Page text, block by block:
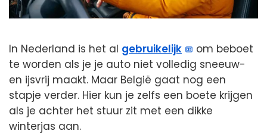
In Nederland is het al gebruikelijk
om beboet
te worden als je je auto niet volledig sneeuw-
en ijsvrij maakt. Maar België gaat nog een
stapje verder. Hier kun je zelfs een boete krijgen
als je achter het stuur zit met een dikke
winterjas aan.